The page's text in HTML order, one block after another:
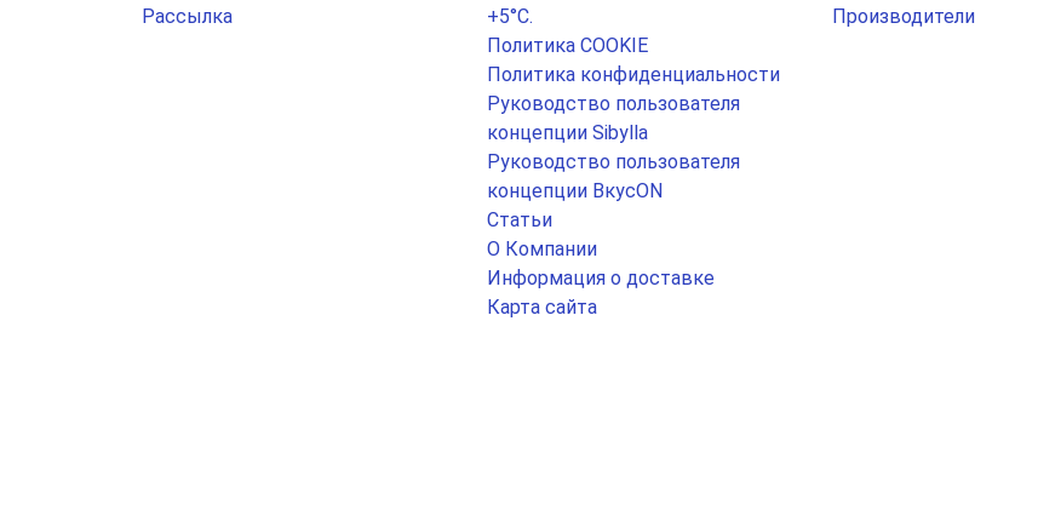
Рассылка
+5°С.
Политика COOKIE
Политика конфиденциальности
Руководство пользователя
концепции Sibylla
Руководство пользователя
концепции ВкусON
Статьи
О Компании
Информация о доставке
Карта сайта
Производители